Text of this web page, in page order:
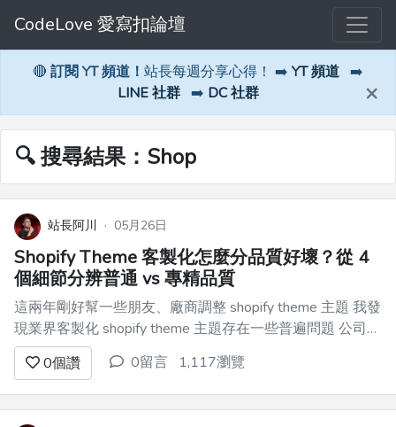
CodeLove 愛寫扣論壇
🔴 訂閱 YT 頻道！ 站長每週分享心得！ ➡️ YT 頻道 ➡️
LINE 社群 ➡️ DC 社群 ×
🔍 搜尋結果：Shop
站長阿川 · 05月26日
Shopify Theme 客製化怎麼分品質好壞？從 4
個細節分辨普通 vs 專精品質
這兩年剛好幫一些朋友、廠商調整 shopify theme 主題 我發
現業界客製化 shopify theme 主題存在一些普遍問題 公司通
常會找員工 或者有網頁開發經驗的工程師 去調整 shopify
簡單整理一下幾個問題點、以及更好的做法 ## 先講結論：
後續的內容調整 ...
0個讚 0留言 1,117瀏覽